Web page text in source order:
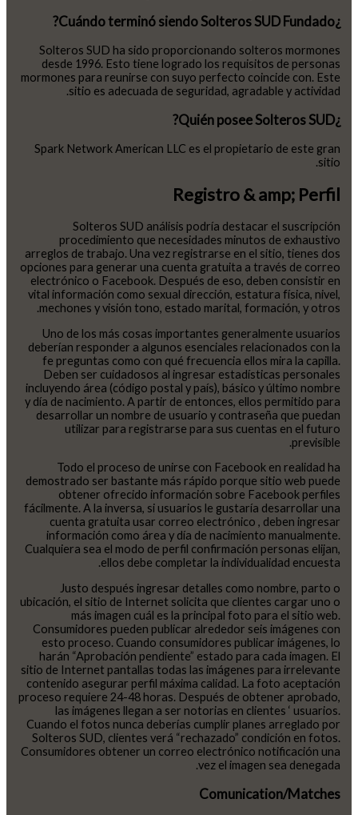
¿Cuándo terminó siendo Solteros SUD Fundado?
Solteros SUD ha sido proporcionando solteros mormones
desde 1996. Esto tiene logrado los requisitos de personas
mormones para reunirse con suyo perfecto coincide con. Este
sitio es adecuada de seguridad, agradable y actividad.
¿Quién posee Solteros SUD?
Spark Network American LLC es el propietario de este gran
sitio.
Registro & amp; Perfil
Solteros SUD análisis podría destacar el suscripción
procedimiento que necesidades minutos de exhaustivo
arreglos de trabajo. Una vez registrarse en el sitio, tienes dos
opciones para generar una cuenta gratuita a través de correo
electrónico o Facebook. Después de eso, deben consistir en
vital información como sexual dirección, estatura física, nivel,
mechones y visión tono, estado marital, formación, y otros.
Uno de los más cosas importantes generalmente usuarios
deberían responder a algunos esenciales relacionados con la
fe preguntas como con qué frecuencia ellos mira la capilla.
Deben ser cuidadosos al ingresar estadísticas personales
incluyendo área (código postal y país), básico y último nombre
y día de nacimiento. A partir de entonces, ellos permitido para
desarrollar un nombre de usuario y contraseña que puedan
utilizar para registrarse para sus cuentas en el futuro
previsible.
Todo el proceso de unirse con Facebook en realidad ha
demostrado ser bastante más rápido porque sitio web puede
obtener ofrecido información sobre Facebook perfiles
fácilmente. A la inversa, si usuarios le gustaría desarrollar una
cuenta gratuita usar correo electrónico , deben ingresar
información como área y día de nacimiento manualmente.
Cualquiera sea el modo de perfil confirmación personas elijan,
ellos debe completar la individualidad encuesta.
Justo después ingresar detalles como nombre, parto o
ubicación, el sitio de Internet solicita que clientes cargar uno o
más imagen cuál es la principal foto para el sitio web.
Consumidores pueden publicar alrededor seis imágenes con
esto proceso. Cuando consumidores publicar imágenes, lo
harán “Aprobación pendiente” estado para cada imagen. El
sitio de Internet pantallas todas las imágenes para irrelevante
contenido asegurar perfil máxima calidad. La foto aceptación
proceso requiere 24-48 horas. Después de obtener aprobado,
las imágenes llegan a ser notorias en clientes ‘ usuarios.
Cuando el fotos nunca deberías cumplir planes arreglado por
Solteros SUD, clientes verá “rechazado” condición en fotos.
Consumidores obtener un correo electrónico notificación una
vez el imagen sea denegada.
Comunication/Matches